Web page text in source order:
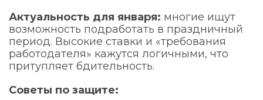
Актуальность для января: многие ищут
возможность подработать в праздничный
период. Высокие ставки и «требования
работодателя» кажутся логичными, что
притупляет бдительность.
Советы по защите: